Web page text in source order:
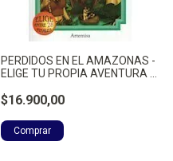
PERDIDOS EN EL AMAZONAS -
ELIGE TU PROPIA AVENTURA -
$16.900,00